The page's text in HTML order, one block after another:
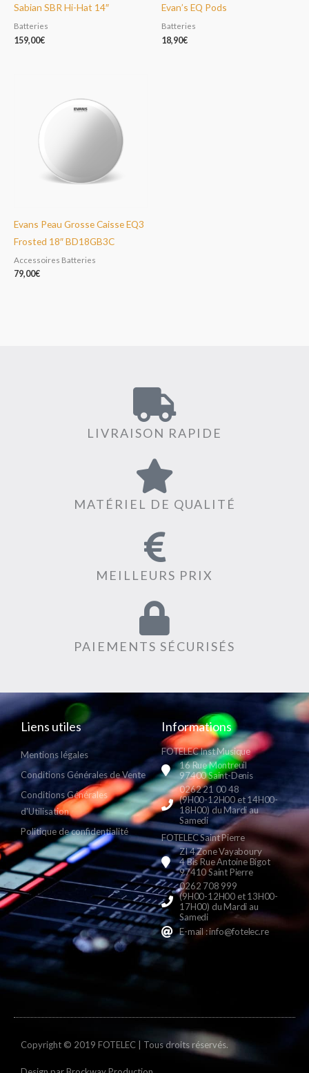
Sabian SBR Hi-Hat 14″
Batteries
159,00€
Evan’s EQ Pods
Batteries
18,90€
Evans Peau Grosse Caisse EQ3
Frosted 18″ BD18GB3C
Accessoires Batteries
79,00€
LIVRAISON RAPIDE
MATÉRIEL DE QUALITÉ
MEILLEURS PRIX
PAIEMENTS SÉCURISÉS
Liens utiles
Mentions légales
Conditions Générales de Vente
Conditions Générales
d'Utilisation
Politique de confidentialité
Informations
FOTELEC Inst Musique
16 Rue Montreuil
97400 Saint-Denis
0262 21 00 48
(9H00-12H00 et 14H00-
18H00) du Mardi au
Samedi
FOTELEC Saint Pierre
ZI 4 Zone Vayaboury
4 Bis Rue Antoine Bigot
97410 Saint Pierre
0262 708 999
(9H00-12H00 et 13H00-
17H00) du Mardi au
Samedi
E-mail : info@fotelec.re
Copyright © 2019 FOTELEC | Tous droits réservés.